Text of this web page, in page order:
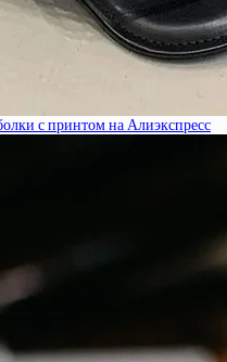
с принтом на Алиэкспресс